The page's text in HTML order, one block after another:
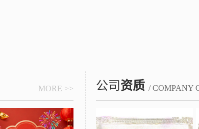
MORE >> 公司资质 / COMPANY